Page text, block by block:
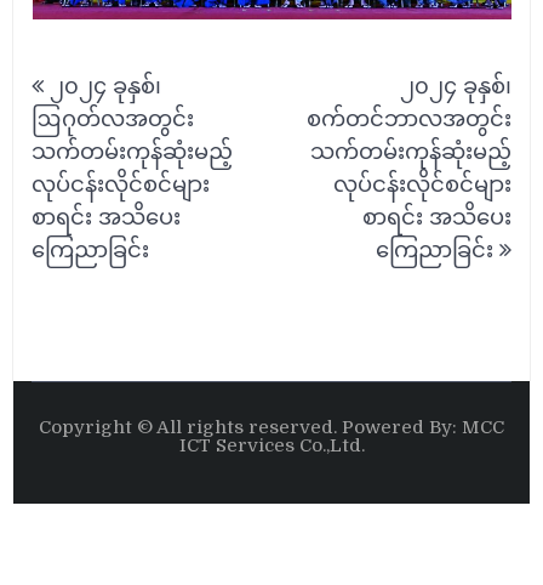
navigation
၂၀၂၄ ခုနှစ်၊
ဩဂုတ်လအတွင်း
သက်တမ်းကုန်ဆုံးမည့်
လုပ်ငန်းလိုင်စင်များ
စာရင်း အသိပေး
ကြေညာခြင်း
၂၀၂၄ ခုနှစ်၊
စက်တင်ဘာလအတွင်း
သက်တမ်းကုန်ဆုံးမည့်
လုပ်ငန်းလိုင်စင်များ
စာရင်း အသိပေး
ကြေညာခြင်း
Copyright © All rights reserved. Powered By: MCC
ICT Services Co.,Ltd.